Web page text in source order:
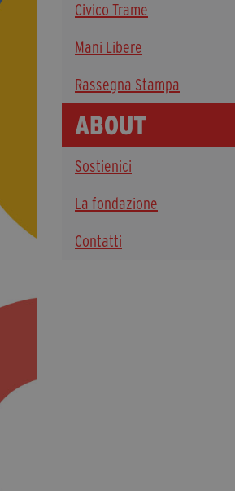
#Trameascuola
Visioni Civiche
Mostra 3D - Visioni Civiche
Il Diritto di Essere
Archivio Storico
Contatti
+39 346 954 4078
Civico Trame
Mani Libere
Rassegna Stampa
ABOUT
Sostienici
La fondazione
Contatti